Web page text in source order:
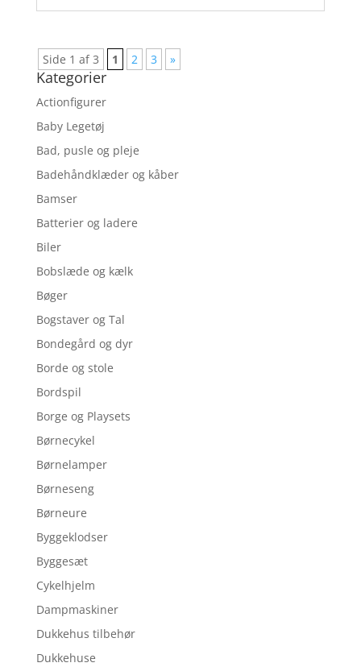
Side 1 af 3 1 2 3 »
Kategorier
Actionfigurer
Baby Legetøj
Bad, pusle og pleje
Badehåndklæder og kåber
Bamser
Batterier og ladere
Biler
Bobslæde og kælk
Bøger
Bogstaver og Tal
Bondegård og dyr
Borde og stole
Bordspil
Borge og Playsets
Børnecykel
Børnelamper
Børneseng
Børneure
Byggeklodser
Byggesæt
Cykelhjelm
Dampmaskiner
Dukkehus tilbehør
Dukkehuse